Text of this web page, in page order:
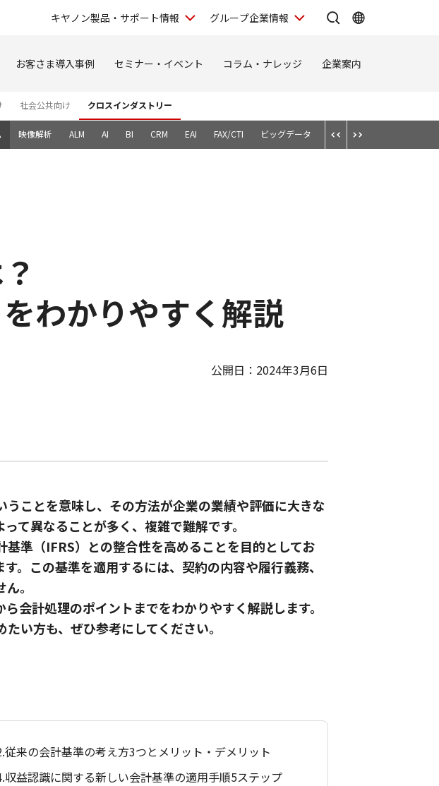
キヤノン製品・サポート情報 グループ企業情報
お客さま導入事例 セミナー・イベント コラム・ナレッジ 企業案内
社会公共向け クロスインダストリー
映像解析 ALM AI BI CRM EAI FAX/CTI ビッグデータ スマートデバイス
わかりやすく解説
公開日：2024年3月6日
ことを意味し、その方法が企業の業績や評価に大きな
て異なることが多く、複雑で難解です。
準（IFRS）との整合性を高めることを目的としてお
。この基準を適用するには、契約の内容や履行義務、
。
会計処理のポイントまでをわかりやすく解説します。
い方も、ぜひ参考にしてください。
従来の会計基準の考え方3つとメリット・デメリット
収益認識に関する新しい会計基準の適用手順5ステップ